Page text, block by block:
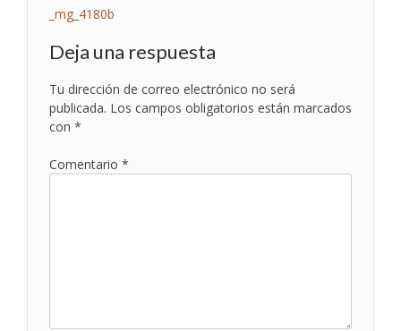
Navegación
de
entradas
_mg_4180b
Deja una respuesta
Tu dirección de correo electrónico no será
publicada. Los campos obligatorios están marcados
con *
Comentario *